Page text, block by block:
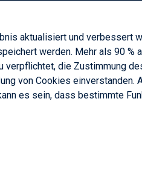
aktualisiert und verbessert
werden. Mehr als 90 %
verpflichtet, die Zustimmung
von Cookies einverstanden.
es sein, dass bestimmte